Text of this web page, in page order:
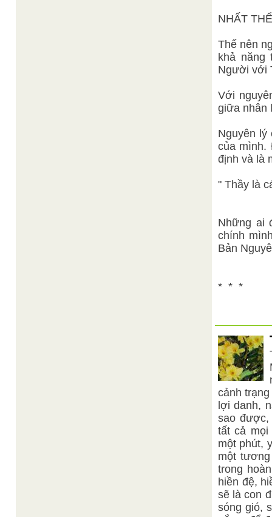
NHẤT
Thế nên
khả năng
Người với
Với
giữa nhân
Nguyên
của mình.
định và là
" Thầy là
Những ai
chính
Bản
* * *
cảnh
lợi danh,
sao được,
tất cả mọi
một phút,
một
trong
hiền đệ,
sẽ là con
sóng gió,